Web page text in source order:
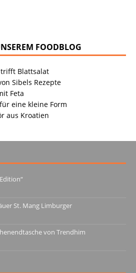
FOODBLOG
trifft Blattsalat
Sibels Rezepte
Feta
eine kleine Form
aus Kroatien
St. Mang Limburger
von Trendhim